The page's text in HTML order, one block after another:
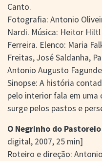
Canto.
Fotografia: Antonio
Nardi. Música: Heitor
Ferreira. Elenco: Maria
Freitas, José Saldanha,
Antonio Augusto
Sinopse: A história
pelo interior fala em uma
surge pelos pastos e
O Negrinho do Pastoreio
digital, 2007, 25 min]
Roteiro e direção: